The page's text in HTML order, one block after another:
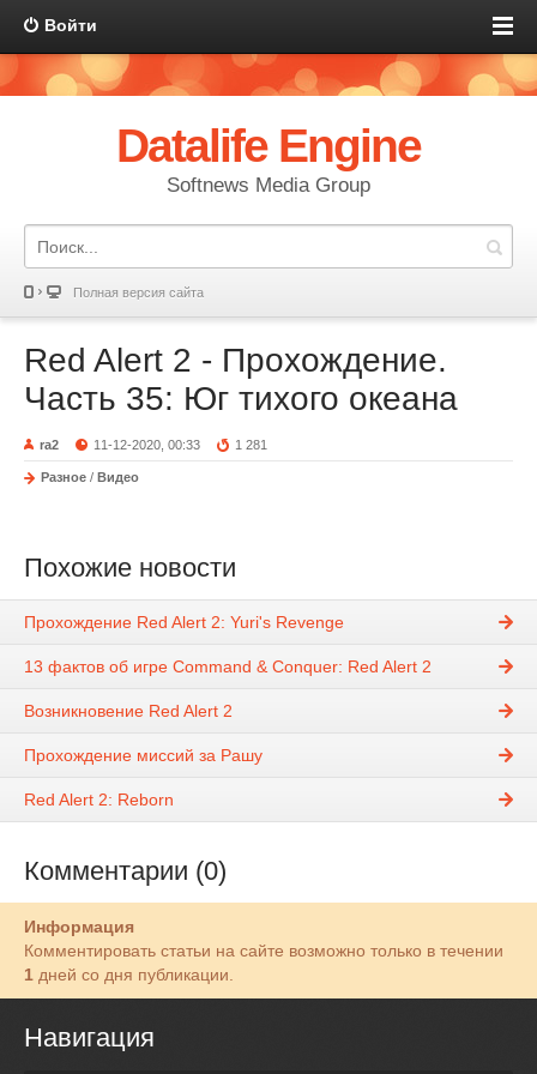
Войти
Datalife Engine
Softnews Media Group
Полная версия сайта
Red Alert 2 - Прохождение.
Часть 35: Юг тихого океана
ra2 11-12-2020, 00:33 1 281
Разное / Видео
Похожие новости
Прохождение Red Alert 2: Yuri's Revenge
13 фактов об игре Command & Conquer: Red Alert 2
Возникновение Red Alert 2
Прохождение миссий за Рашу
Red Alert 2: Reborn
Комментарии (0)
Информация
Комментировать статьи на сайте возможно только в течении
1 дней со дня публикации.
Навигация